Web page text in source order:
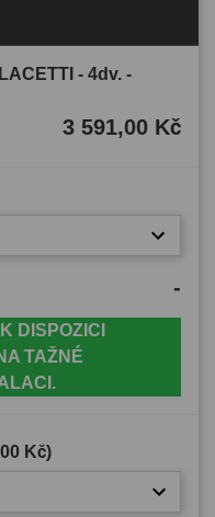
- 4dv. -
3 591,00 Kč
-
DISPOZICI
TAŽNÉ
Kč)